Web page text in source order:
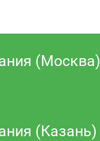
(Москва)
(Казань)